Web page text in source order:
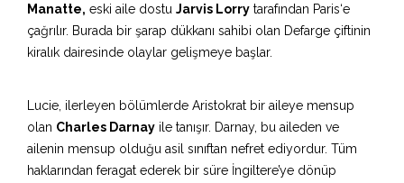
Manatte, eski aile dostu Jarvis Lorry tarafından Paris‘e
çağrılır. Burada bir şarap dükkanı sahibi olan Defarge çiftinin
kiralık dairesinde olaylar gelişmeye başlar.
Lucie, ilerleyen bölümlerde Aristokrat bir aileye mensup
olan Charles Darnay ile tanışır. Darnay, bu aileden ve
ailenin mensup olduğu asil sınıftan nefret ediyordur. Tüm
haklarından feragat ederek bir süre İngiltere’ye dönüp